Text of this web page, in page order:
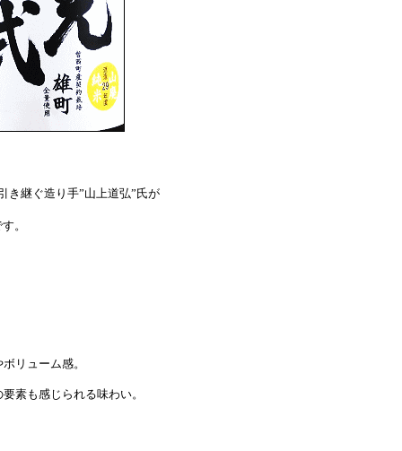
継ぐ造り手”山上道弘”氏が
。
リューム感。
素も感じられる味わい。